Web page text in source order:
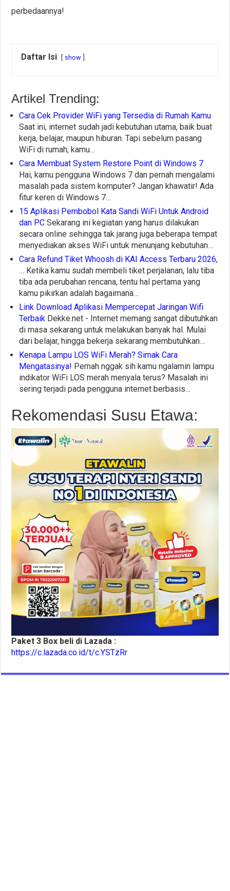
perbedaannya!
Daftar Isi show
Artikel Trending:
Cara Cek Provider WiFi yang Tersedia di Rumah Kamu
Saat ini, internet sudah jadi kebutuhan utama, baik buat
kerja, belajar, maupun hiburan. Tapi sebelum pasang
WiFi di rumah, kamu…
Cara Membuat System Restore Point di Windows 7
Hai, kamu pengguna Windows 7 dan pernah mengalami
masalah pada sistem komputer? Jangan khawatir! Ada
fitur keren di Windows 7…
15 Aplikasi Pembobol Kata Sandi WiFi Untuk Android
dan PC Sekarang ini kegiatan yang harus dilakukan
secara online sehingga tak jarang juga beberapa tempat
menyediakan akses WiFi untuk menunjang kebutuhan…
Cara Refund Tiket Whoosh di KAI Access Terbaru 2026,
… Ketika kamu sudah membeli tiket perjalanan, lalu tiba
tiba ada perubahan rencana, tentu hal pertama yang
kamu pikirkan adalah bagaimana…
Link Download Aplikasi Mempercepat Jaringan Wifi
Terbaik Dekke.net - Internet memang sangat dibutuhkan
di masa sekarang untuk melakukan banyak hal. Mulai
dari belajar, hingga bekerja sekarang membutuhkan…
Kenapa Lampu LOS WiFi Merah? Simak Cara
Mengatasinya! Pernah nggak sih kamu ngalamin lampu
indikator WiFi LOS merah menyala terus? Masalah ini
sering terjadi pada pengguna internet berbasis…
Rekomendasi Susu Etawa:
Paket 3 Box beli di Lazada :
https://c.lazada.co.id/t/c.YSTzRr